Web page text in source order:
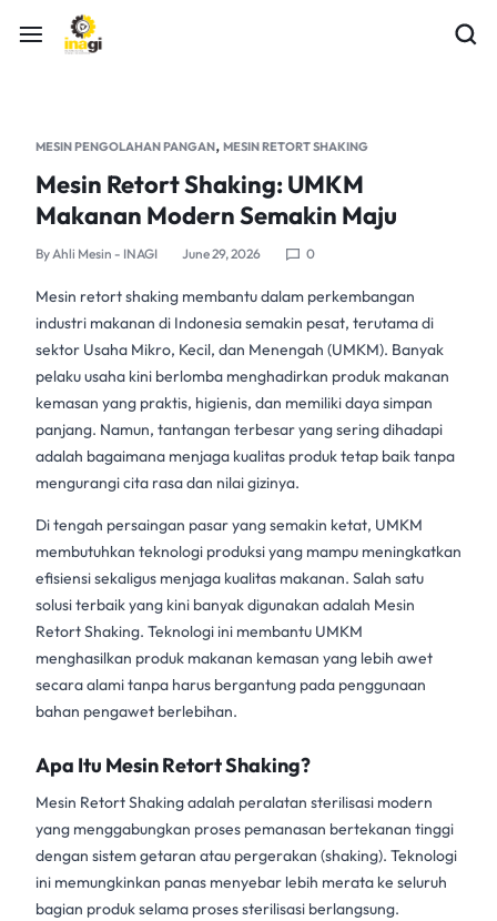
MESIN PENGOLAHAN PANGAN, MESIN RETORT SHAKING
Mesin Retort Shaking: UMKM
Makanan Modern Semakin Maju
ByAhli Mesin - INAGI June 29, 2026 0
Mesin retort shaking membantu dalam perkembangan
industri makanan di Indonesia semakin pesat, terutama di
sektor Usaha Mikro, Kecil, dan Menengah (UMKM). Banyak
pelaku usaha kini berlomba menghadirkan produk makanan
kemasan yang praktis, higienis, dan memiliki daya simpan
panjang. Namun, tantangan terbesar yang sering dihadapi
adalah bagaimana menjaga kualitas produk tetap baik tanpa
mengurangi cita rasa dan nilai gizinya.
Di tengah persaingan pasar yang semakin ketat, UMKM
membutuhkan teknologi produksi yang mampu meningkatkan
efisiensi sekaligus menjaga kualitas makanan. Salah satu
solusi terbaik yang kini banyak digunakan adalah Mesin
Retort Shaking. Teknologi ini membantu UMKM
menghasilkan produk makanan kemasan yang lebih awet
secara alami tanpa harus bergantung pada penggunaan
bahan pengawet berlebihan.
Apa Itu Mesin Retort Shaking?
Mesin Retort Shakingadalah peralatan sterilisasi modern
yang menggabungkan proses pemanasan bertekanan tinggi
dengan sistem getaran atau pergerakan (shaking). Teknologi
ini memungkinkan panas menyebar lebih merata ke seluruh
bagian produk selama proses sterilisasi berlangsung.